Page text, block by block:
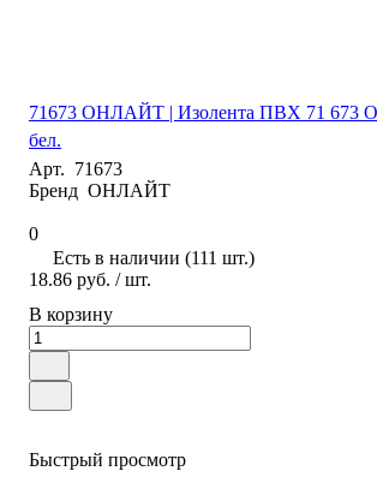
71673 ОНЛАЙТ | Изолента ПВХ 71 673
бел.
Арт. 71673
Бренд ОНЛАЙТ
0
Есть в наличии (111 шт.)
18.86 руб. / шт.
В корзину
Быстрый просмотр